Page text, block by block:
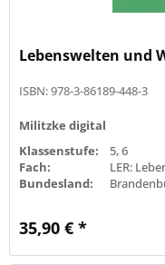
Lebenswelten und
ISBN: 978-3-86189-448-3
Militzke digital
Klassenstufe:
5, 6
Fach:
LER:
Bundesland:
35,90 € *